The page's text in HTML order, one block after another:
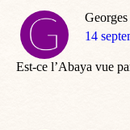
dit
14
Est-ce l’Abaya vue